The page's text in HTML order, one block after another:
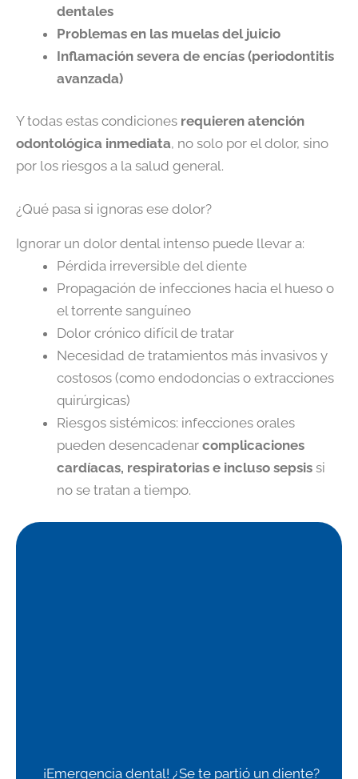
dentales
Problemas en las muelas del juicio
Inflamación severa de encías (periodontitis
avanzada)
Y todas estas condiciones requieren atención
odontológica inmediata, no solo por el dolor, sino
por los riesgos a la salud general.
¿Qué pasa si ignoras ese dolor?
Ignorar un dolor dental intenso puede llevar a:
Pérdida irreversible del diente
Propagación de infecciones hacia el hueso o
el torrente sanguíneo
Dolor crónico difícil de tratar
Necesidad de tratamientos más invasivos y
costosos (como endodoncias o extracciones
quirúrgicas)
Riesgos sistémicos: infecciones orales
pueden desencadenar complicaciones
cardíacas, respiratorias e incluso sepsis si
no se tratan a tiempo.
¡Emergencia dental! ¿Se te partió un diente?